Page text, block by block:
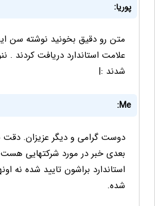
پوریا:
متن رو دقیق بخونید نوشته سن
علامت استاندارد دریافت کردند .
شدند :|
Me:
دوست گرامی و دیگر عزیزان. دقت
بعدی خبر در مورد شرکتهایی
استاندارد براشون تایید شده نه
شده.